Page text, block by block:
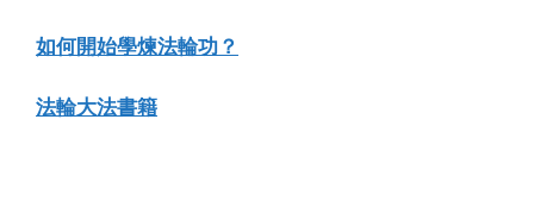
如何開始學煉法輪功？
法輪大法書籍